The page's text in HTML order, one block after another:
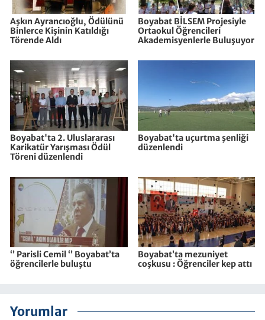
Aşkın Ayrancıoğlu, Ödülünü
Binlerce Kişinin Katıldığı
Törende Aldı
Boyabat BİLSEM Projesiyle
Ortaokul Öğrencileri
Akademisyenlerle Buluşuyor
Boyabat'ta 2. Uluslararası
Karikatür Yarışması Ödül
Töreni düzenlendi
Boyabat'ta uçurtma şenliği
düzenlendi
‘’ Parisli Cemil ‘’ Boyabat’ta
öğrencilerle buluştu
Boyabat’ta mezuniyet
coşkusu : Öğrenciler kep attı
Yorumlar